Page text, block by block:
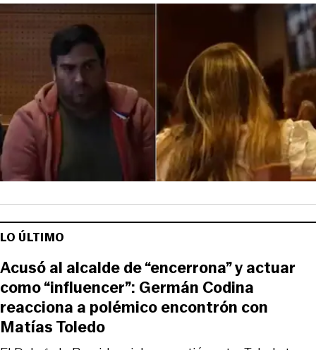
LO ÚLTIMO
Acusó al alcalde de “encerrona” y actuar
como “influencer”: Germán Codina
reacciona a polémico encontrón con
Matías Toledo